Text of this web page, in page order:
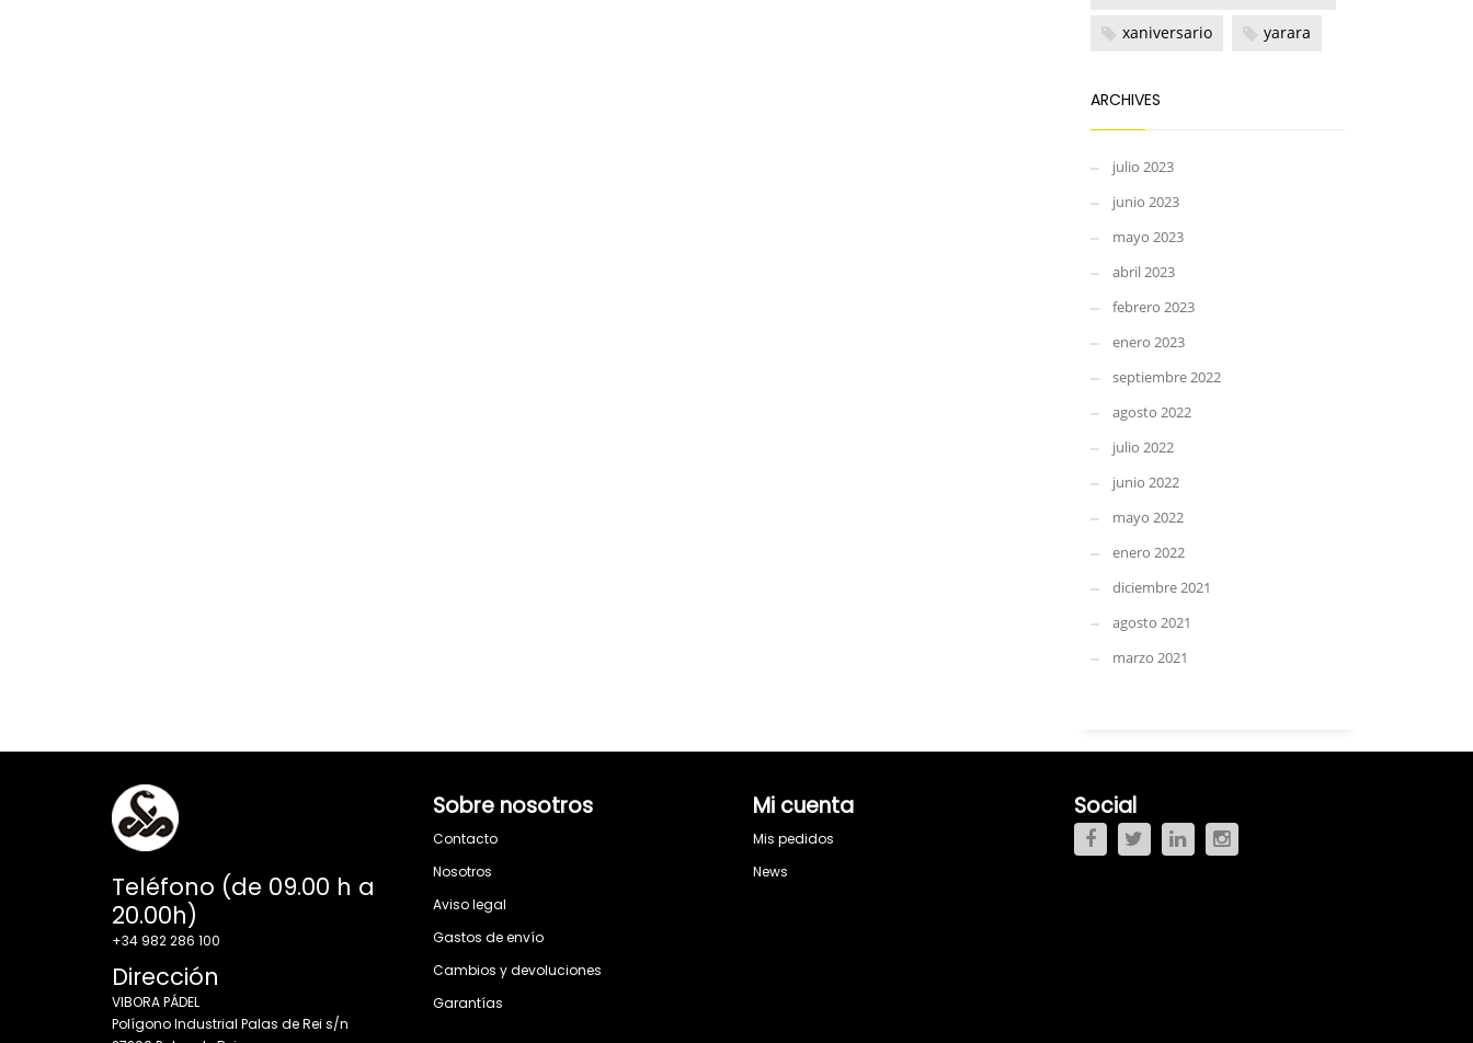
xaniversario yarara
ARCHIVES
julio 2023
junio 2023
mayo 2023
abril 2023
febrero 2023
enero 2023
septiembre 2022
agosto 2022
julio 2022
junio 2022
mayo 2022
enero 2022
diciembre 2021
agosto 2021
marzo 2021
Teléfono (de 09.00 h a
20.00h)
+34 982 286 100
Dirección
VIBORA PÁDEL
Polígono Industrial Palas de Rei s/n
Sobre nosotros
Contacto
Nosotros
Aviso legal
Gastos de envío
Cambios y devoluciones
Garantías
Mi cuenta
Mis pedidos
News
Social